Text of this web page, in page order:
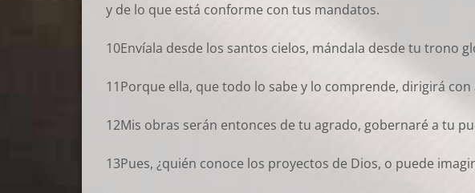
y de lo que está conforme con tus mandatos.
10Envíala desde los santos cielos, mándala desde tu trono
11Porque ella, que todo lo sabe y lo comprende, dirigirá
12Mis obras serán entonces de tu agrado, gobernaré a tu
13Pues, ¿quién conoce los proyectos de Dios, o puede